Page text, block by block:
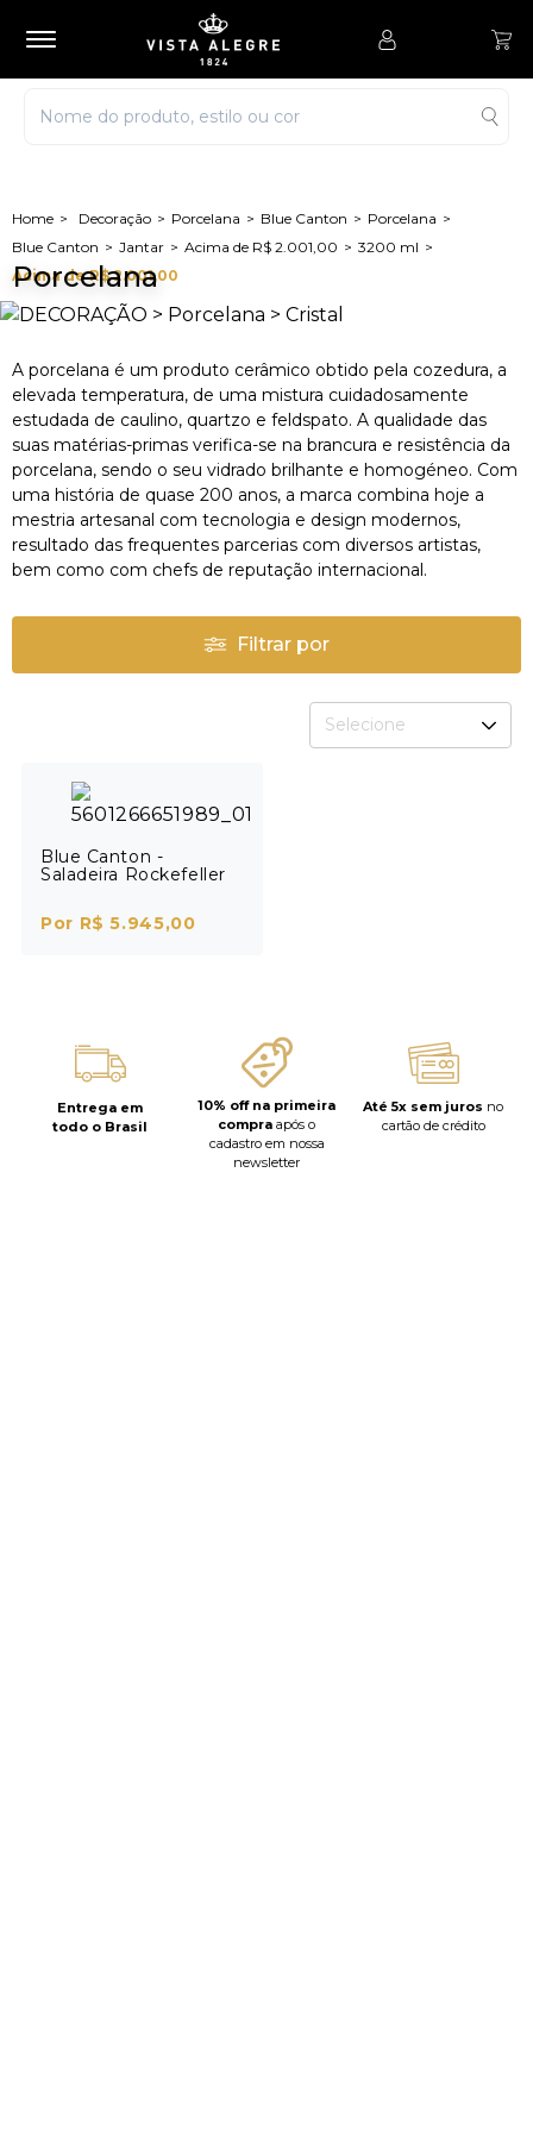
Decoração Porcelana Blue Canton
Porcelana
Blue Canton
Jantar Acima de R$ 2.001,00
3200 ml
Acima de R$ 2.001,00
Porcelana
A porcelana é um produto cerâmico obtido pela cozedura, a
elevada temperatura, de uma mistura cuidadosamente
estudada de caulino, quartzo e feldspato. A qualidade das
suas matérias-primas verifica-se na brancura e resistência da
porcelana, sendo o seu vidrado brilhante e homogéneo. Com
uma história de quase 200 anos, a marca combina hoje a
mestria artesanal com tecnologia e design modernos,
resultado das frequentes parcerias com diversos artistas,
bem como com chefs de reputação internacional.
Filtrar por
Selecione
Blue Canton -
Saladeira Rockefeller
Por R$ 5.945,00
Entrega em
todo o Brasil
10% off na primeira
compra após o
cadastro em nossa
newsletter
Até 5x sem juros no
cartão de crédito